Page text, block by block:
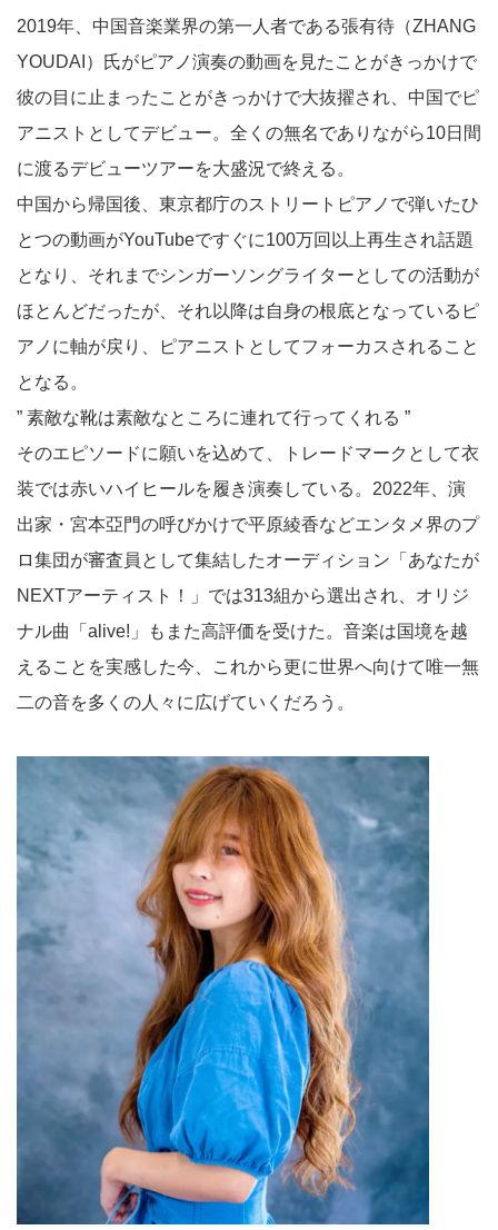
2019年、中国音楽業界の第一人者である張有待（ZHANG
YOUDAI）氏がピアノ演奏の動画を見たことがきっかけで
彼の目に止まったことがきっかけで大抜擢され、中国でピ
アニストとしてデビュー。全くの無名でありながら10日間
に渡るデビューツアーを大盛況で終える。
中国から帰国後、東京都庁のストリートピアノで弾いたひ
とつの動画がYouTubeですぐに100万回以上再生され話題
となり、それまでシンガーソングライターとしての活動が
ほとんどだったが、それ以降は自身の根底となっているピ
アノに軸が戻り、ピアニストとしてフォーカスされること
となる。
” 素敵な靴は素敵なところに連れて行ってくれる ”
そのエピソードに願いを込めて、トレードマークとして衣
装では赤いハイヒールを履き演奏している。2022年、演
出家・宮本亞門の呼びかけで平原綾香などエンタメ界のプ
ロ集団が審査員として集結したオーディション「あなたが
NEXTアーティスト！」では313組から選出され、オリジ
ナル曲「alive!」もまた高評価を受けた。音楽は国境を越
えることを実感した今、これから更に世界へ向けて唯一無
二の音を多くの人々に広げていくだろう。